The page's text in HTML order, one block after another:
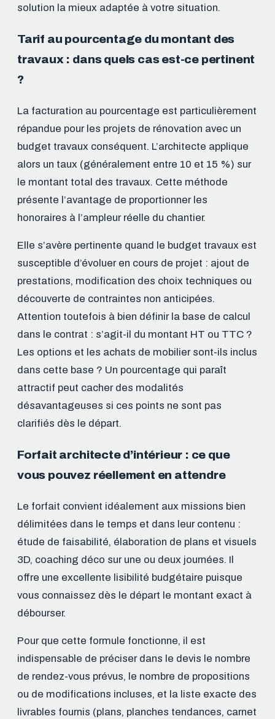
solution la mieux adaptée à votre situation.
Tarif au pourcentage du montant des
travaux : dans quels cas est-ce pertinent
?
La facturation au pourcentage est particulièrement
répandue pour les projets de rénovation avec un
budget travaux conséquent. L’architecte applique
alors un taux (généralement entre 10 et 15 %) sur
le montant total des travaux. Cette méthode
présente l’avantage de proportionner les
honoraires à l’ampleur réelle du chantier.
Elle s’avère pertinente quand le budget travaux est
susceptible d’évoluer en cours de projet : ajout de
prestations, modification des choix techniques ou
découverte de contraintes non anticipées.
Attention toutefois à bien définir la base de calcul
dans le contrat : s’agit-il du montant HT ou TTC ?
Les options et les achats de mobilier sont-ils inclus
dans cette base ? Un pourcentage qui paraît
attractif peut cacher des modalités
désavantageuses si ces points ne sont pas
clarifiés dès le départ.
Forfait architecte d’intérieur : ce que
vous pouvez réellement en attendre
Le forfait convient idéalement aux missions bien
délimitées dans le temps et dans leur contenu :
étude de faisabilité, élaboration de plans et visuels
3D, coaching déco sur une ou deux journées. Il
offre une excellente lisibilité budgétaire puisque
vous connaissez dès le départ le montant exact à
débourser.
Pour que cette formule fonctionne, il est
indispensable de préciser dans le devis le nombre
de rendez-vous prévus, le nombre de propositions
ou de modifications incluses, et la liste exacte des
livrables fournis (plans, planches tendances, carnet